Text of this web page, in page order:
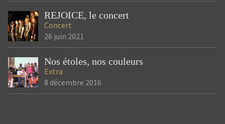
REJOICE, le concert
Concert
26 juin 2021
Nos étoles, nos couleurs
Extra
8 décembre 2016